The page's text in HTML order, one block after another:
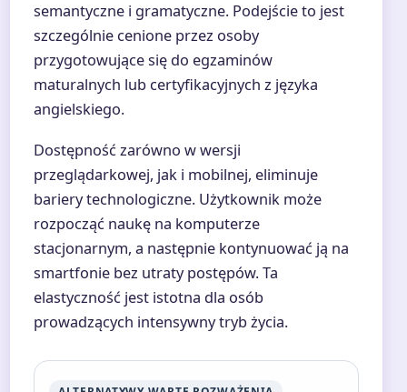
semantyczne i gramatyczne. Podejście to jest
szczególnie cenione przez osoby
przygotowujące się do egzaminów
maturalnych lub certyfikacyjnych z języka
angielskiego.
Dostępność zarówno w wersji
przeglądarkowej, jak i mobilnej, eliminuje
bariery technologiczne. Użytkownik może
rozpocząć naukę na komputerze
stacjonarnym, a następnie kontynuować ją na
smartfonie bez utraty postępów. Ta
elastyczność jest istotna dla osób
prowadzących intensywny tryb życia.